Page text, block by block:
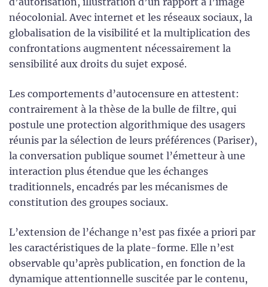
néocolonial. Avec internet et les réseaux sociaux, la
globalisation de la visibilité et la multiplication des
confrontations augmentent nécessairement la
sensibilité aux droits du sujet exposé.
Les comportements d’autocensure en attestent:
contrairement à la thèse de la bulle de filtre, qui
postule une protection algorithmique des usagers
réunis par la sélection de leurs préférences (Pariser),
la conversation publique soumet l’émetteur à une
interaction plus étendue que les échanges
traditionnels, encadrés par les mécanismes de
constitution des groupes sociaux.
L’extension de l’échange n’est pas fixée a priori par
les caractéristiques de la plate-forme. Elle n’est
observable qu’après publication, en fonction de la
dynamique attentionnelle suscitée par le contenu,